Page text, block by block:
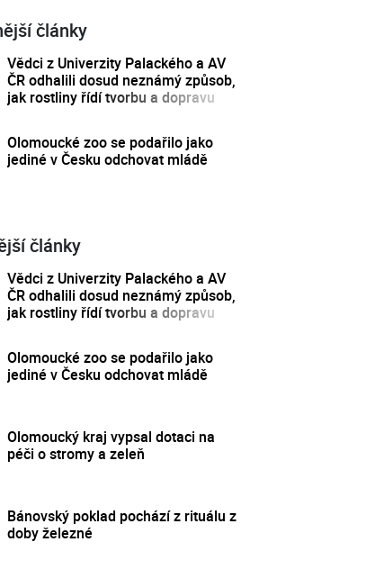
články
Vědci z Univerzity Palackého a AV
ČR odhalili dosud neznámý způsob,
jak rostliny řídí tvorbu a dopravu
Olomoucké zoo se podařilo jako
jediné v Česku odchovat mládě
články
Vědci z Univerzity Palackého a AV
ČR odhalili dosud neznámý způsob,
jak rostliny řídí tvorbu a dopravu
Olomoucké zoo se podařilo jako
jediné v Česku odchovat mládě
Olomoucký kraj vypsal dotaci na
péči o stromy a zeleň
Bánovský poklad pochází z rituálu z
doby železné